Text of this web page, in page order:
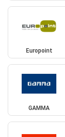
Europoint
GAMMA